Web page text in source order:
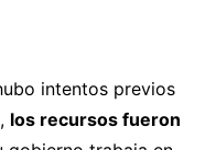
intentos previos
, los recursos fueron